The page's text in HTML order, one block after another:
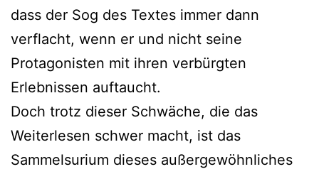
dass der Sog des Textes immer dann
verflacht, wenn er und nicht seine
Protagonisten mit ihren verbürgten
Erlebnissen auftaucht.
Doch trotz dieser Schwäche, die das
Weiterlesen schwer macht, ist das
Sammelsurium dieses außergewöhnliches